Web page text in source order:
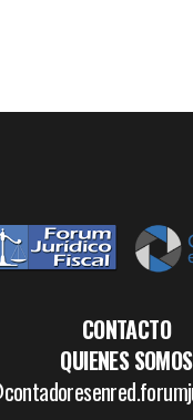
CONTACTO
QUIENES SOMOS